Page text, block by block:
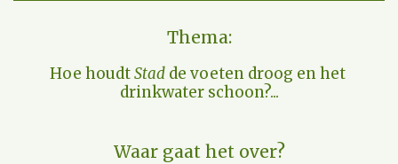
Thema:
Hoe houdtStad de voeten droog en het
drinkwater schoon?...
Waar gaat het over?